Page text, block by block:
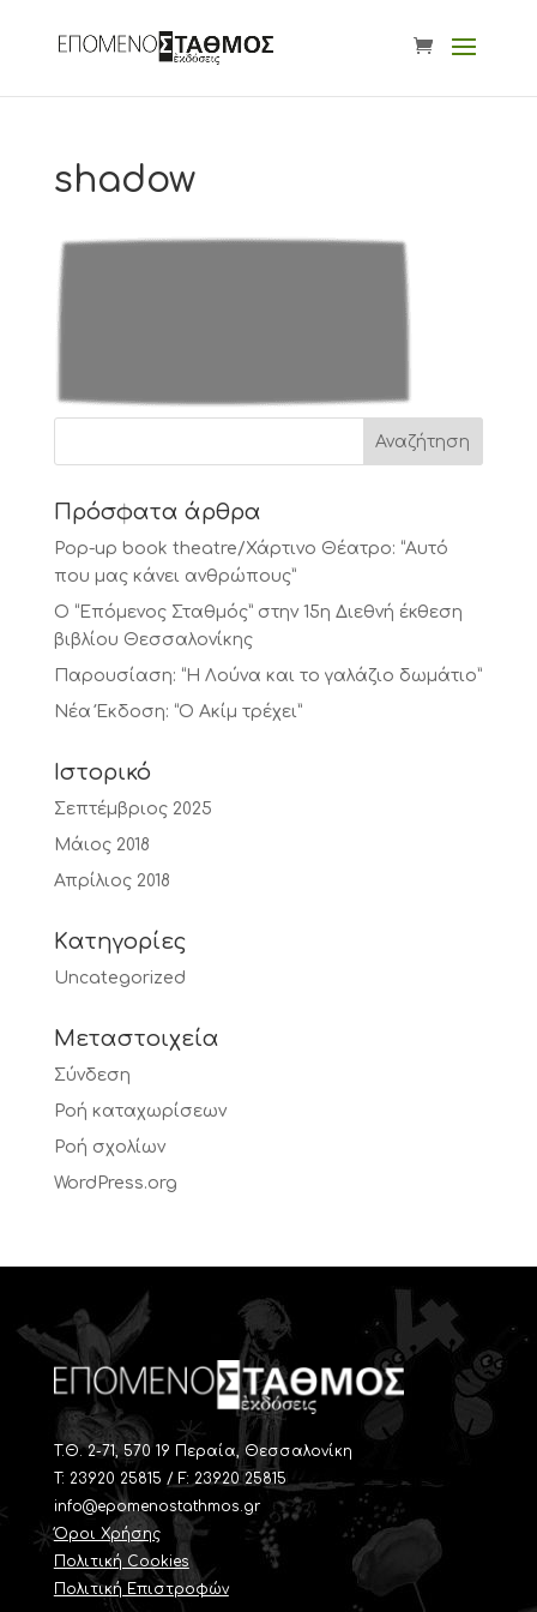
shadow
Πρόσφατα άρθρα
Pop-up book theatre/Χάρτινο Θέατρο: “Αυτό
που μας κάνει ανθρώπους”
Ο “Επόμενος Σταθμός” στην 15η Διεθνή έκθεση
βιβλίου Θεσσαλονίκης
Παρουσίαση: “Η Λούνα και το γαλάζιο δωμάτιο”
Νέα Έκδοση: “Ο Ακίμ τρέχει”
Ιστορικό
Σεπτέμβριος 2025
Μάιος 2018
Απρίλιος 2018
Kατηγορίες
Uncategorized
Μεταστοιχεία
Σύνδεση
Ροή καταχωρίσεων
Ροή σχολίων
WordPress.org
T.Θ. 2-71, 570 19 Περαία, Θεσσαλονίκη
Τ: 23920 25815 / F: 23920 25815
info@epomenostathmos.gr
Όροι Χρήσης
Πολιτική Cookies
Πολιτική Επιστροφών